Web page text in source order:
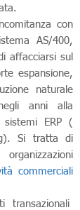
con
AS/400,
affacciarsi sul
espansione,
naturale
anni alla
ERP (
Si tratta di
commerciali
transazionali